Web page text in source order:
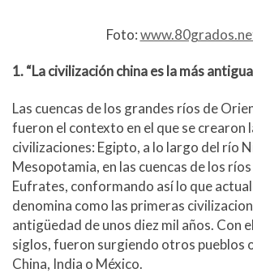
Foto:
1. “La civilización china es la más
Las cuencas de los grandes ríos de
fueron el contexto en el que se crearon
civilizaciones: Egipto, a lo largo del río
Mesopotamia, en las cuencas de los
Eufrates, conformando así lo que
denomina como las primeras
antigüedad de unos diez mil años. Con
siglos, fueron surgiendo otros pueblos
China, India o México.